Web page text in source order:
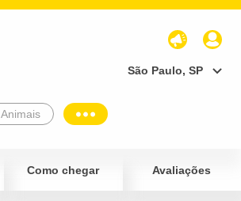
São Paulo, SP
Animais
Como chegar Avaliações